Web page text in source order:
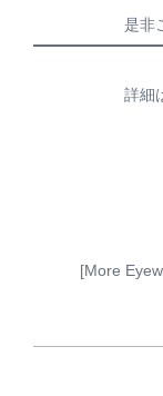
是非
詳細
[More